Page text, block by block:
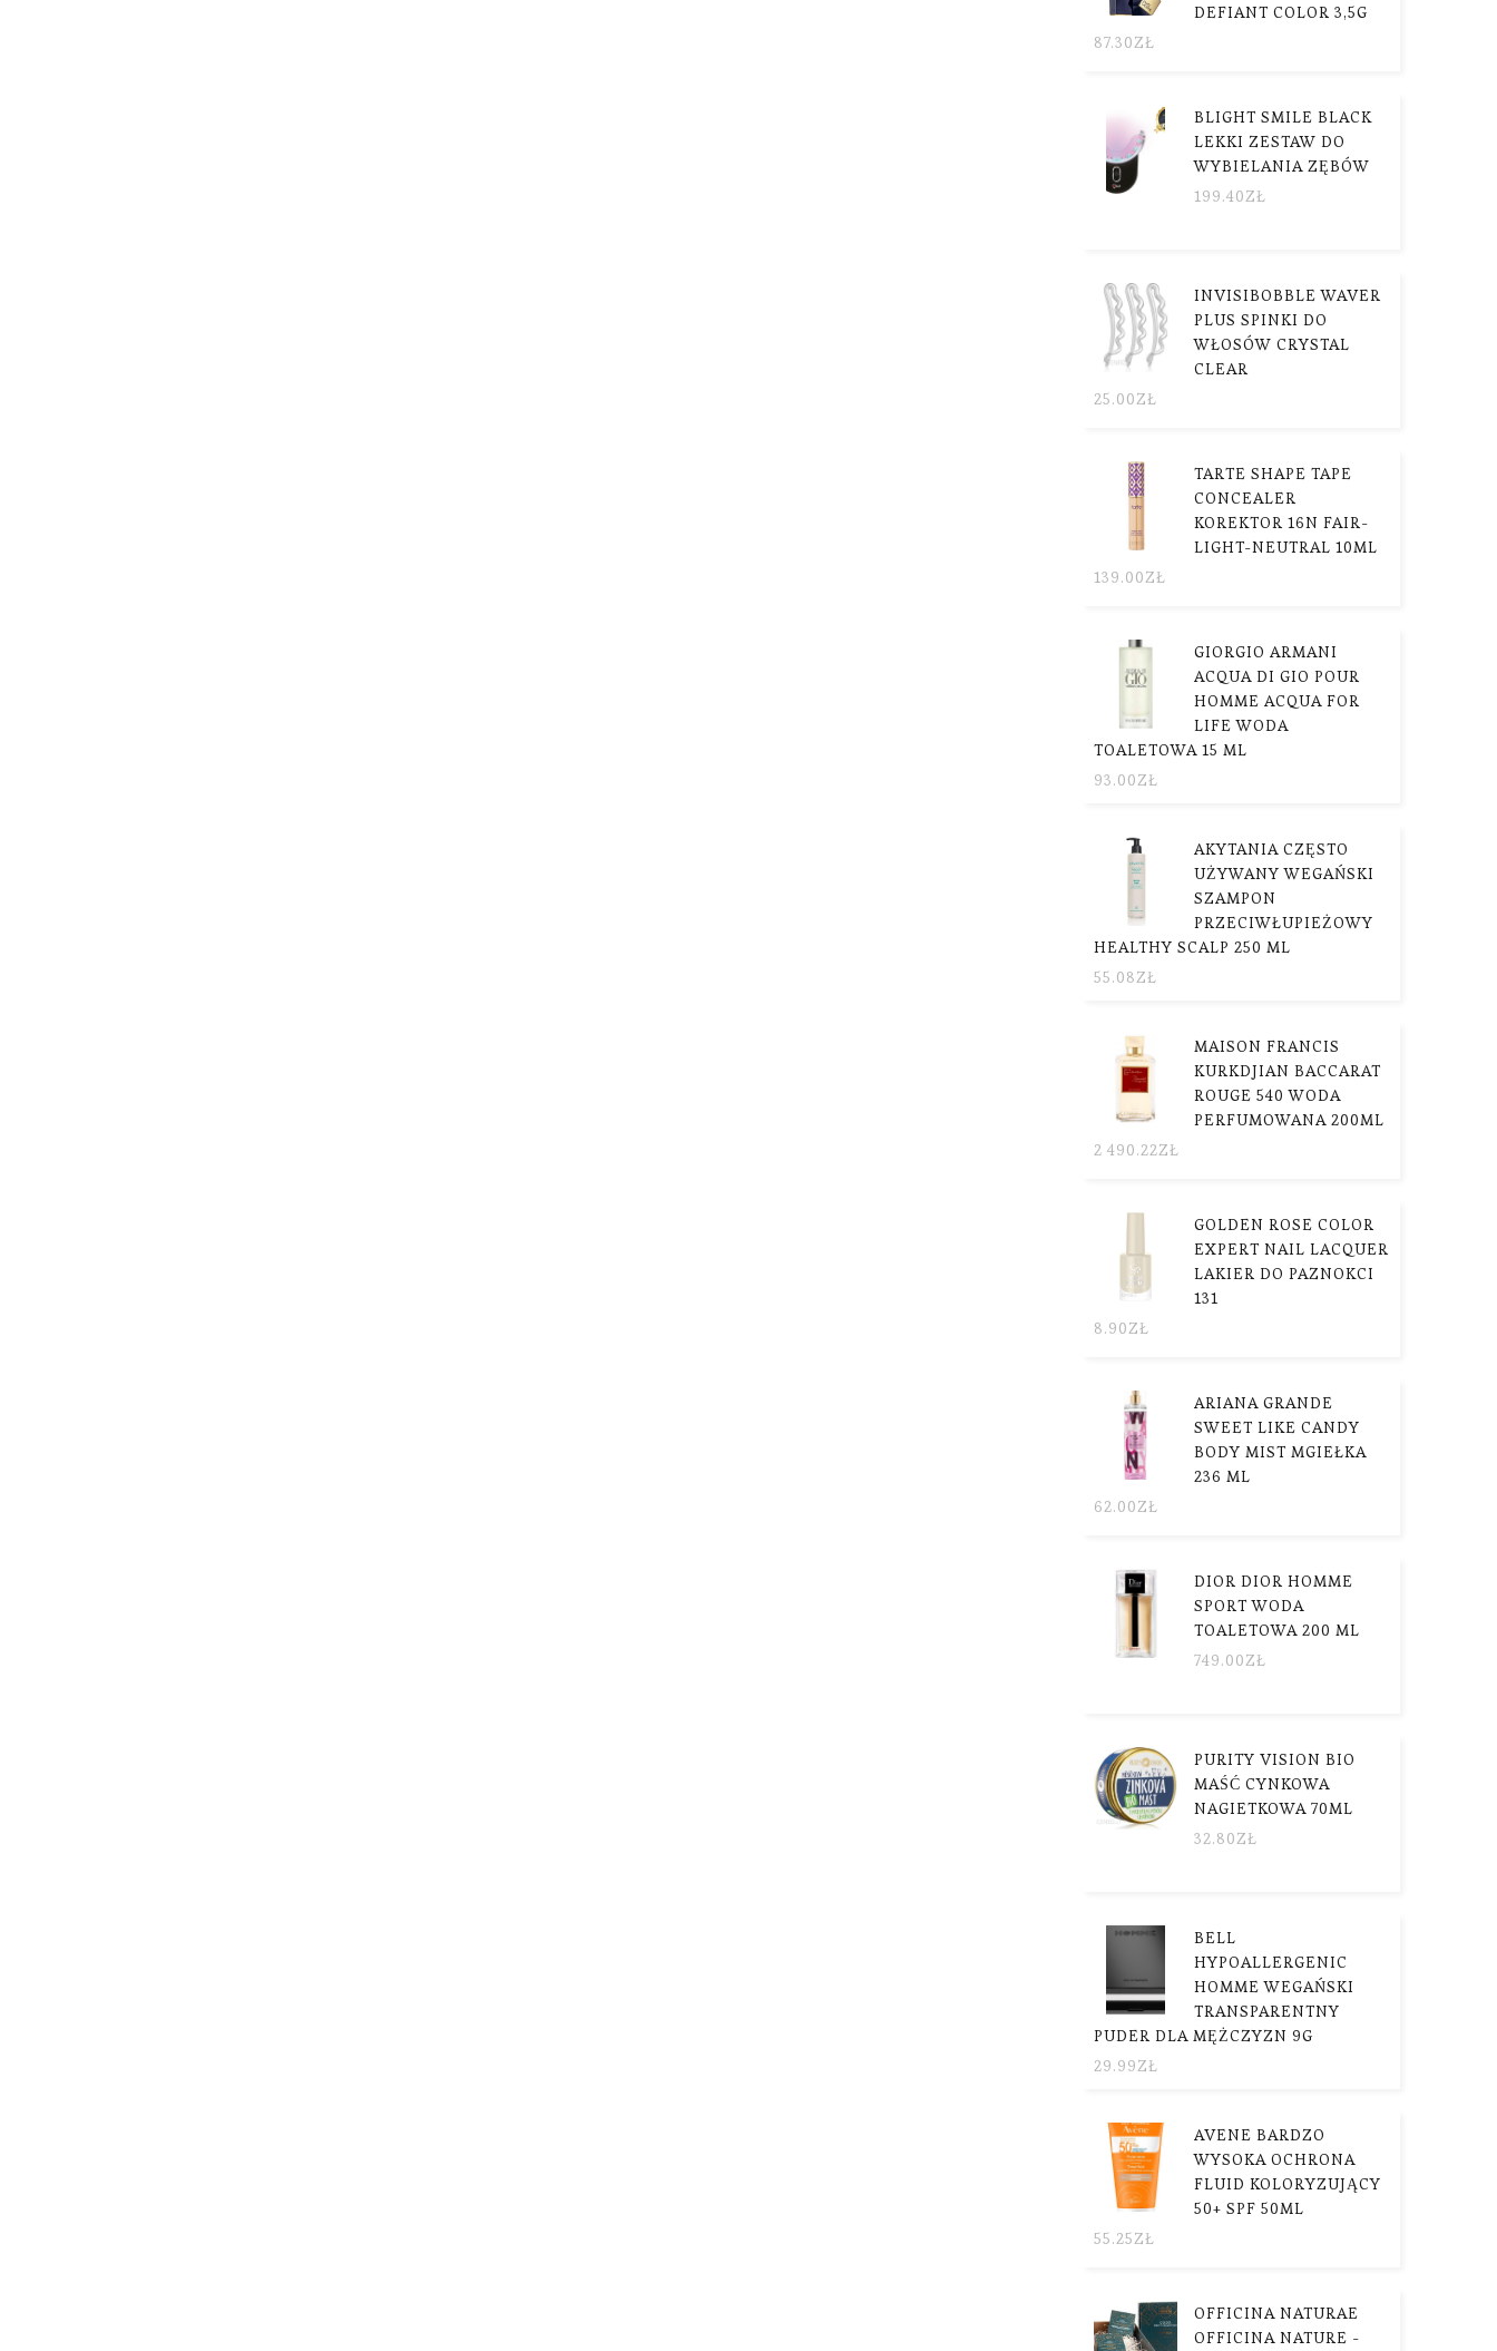
DEFIANT COLOR 3,5G
87.30ZŁ
BLIGHT SMILE BLACK
LEKKI ZESTAW DO
WYBIELANIA ZĘBÓW
199.40ZŁ
INVISIBOBBLE WAVER
PLUS SPINKI DO
WŁOSÓW CRYSTAL
CLEAR
25.00ZŁ
TARTE SHAPE TAPE
CONCEALER
KOREKTOR 16N FAIR-
LIGHT-NEUTRAL 10ML
139.00ZŁ
GIORGIO ARMANI
ACQUA DI GIO POUR
HOMME ACQUA FOR
LIFE WODA
TOALETOWA 15 ML
93.00ZŁ
AKYTANIA CZĘSTO
UŻYWANY WEGAŃSKI
SZAMPON
PRZECIWŁUPIEŻOWY
HEALTHY SCALP 250 ML
55.08ZŁ
MAISON FRANCIS
KURKDJIAN BACCARAT
ROUGE 540 WODA
PERFUMOWANA 200ML
2 490.22ZŁ
GOLDEN ROSE COLOR
EXPERT NAIL LACQUER
LAKIER DO PAZNOKCI
131
8.90ZŁ
ARIANA GRANDE
SWEET LIKE CANDY
BODY MIST MGIEŁKA
236 ML
62.00ZŁ
DIOR DIOR HOMME
SPORT WODA
TOALETOWA 200 ML
749.00ZŁ
PURITY VISION BIO
MAŚĆ CYNKOWA
NAGIETKOWA 70ML
32.80ZŁ
BELL
HYPOALLERGENIC
HOMME WEGAŃSKI
TRANSPARENTNY
PUDER DLA MĘŻCZYZN 9G
29.99ZŁ
AVENE BARDZO
WYSOKA OCHRONA
FLUID KOLORYZUJĄCY
50+ SPF 50ML
55.25ZŁ
OFFICINA NATURAE
OFFICINA NATURE -